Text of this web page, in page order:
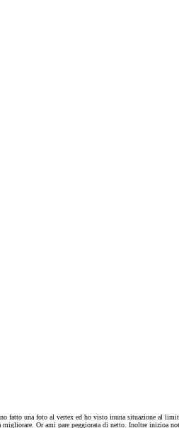
fatto una foto al vertex ed ho visto inuna situazione
Or ami pare peggiorata di netto. Inoltre inizioa